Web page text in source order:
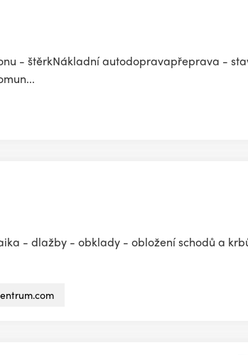
- štěrkNákladní autodopravapřeprava -
- dlažby - obklady - obložení schodů a